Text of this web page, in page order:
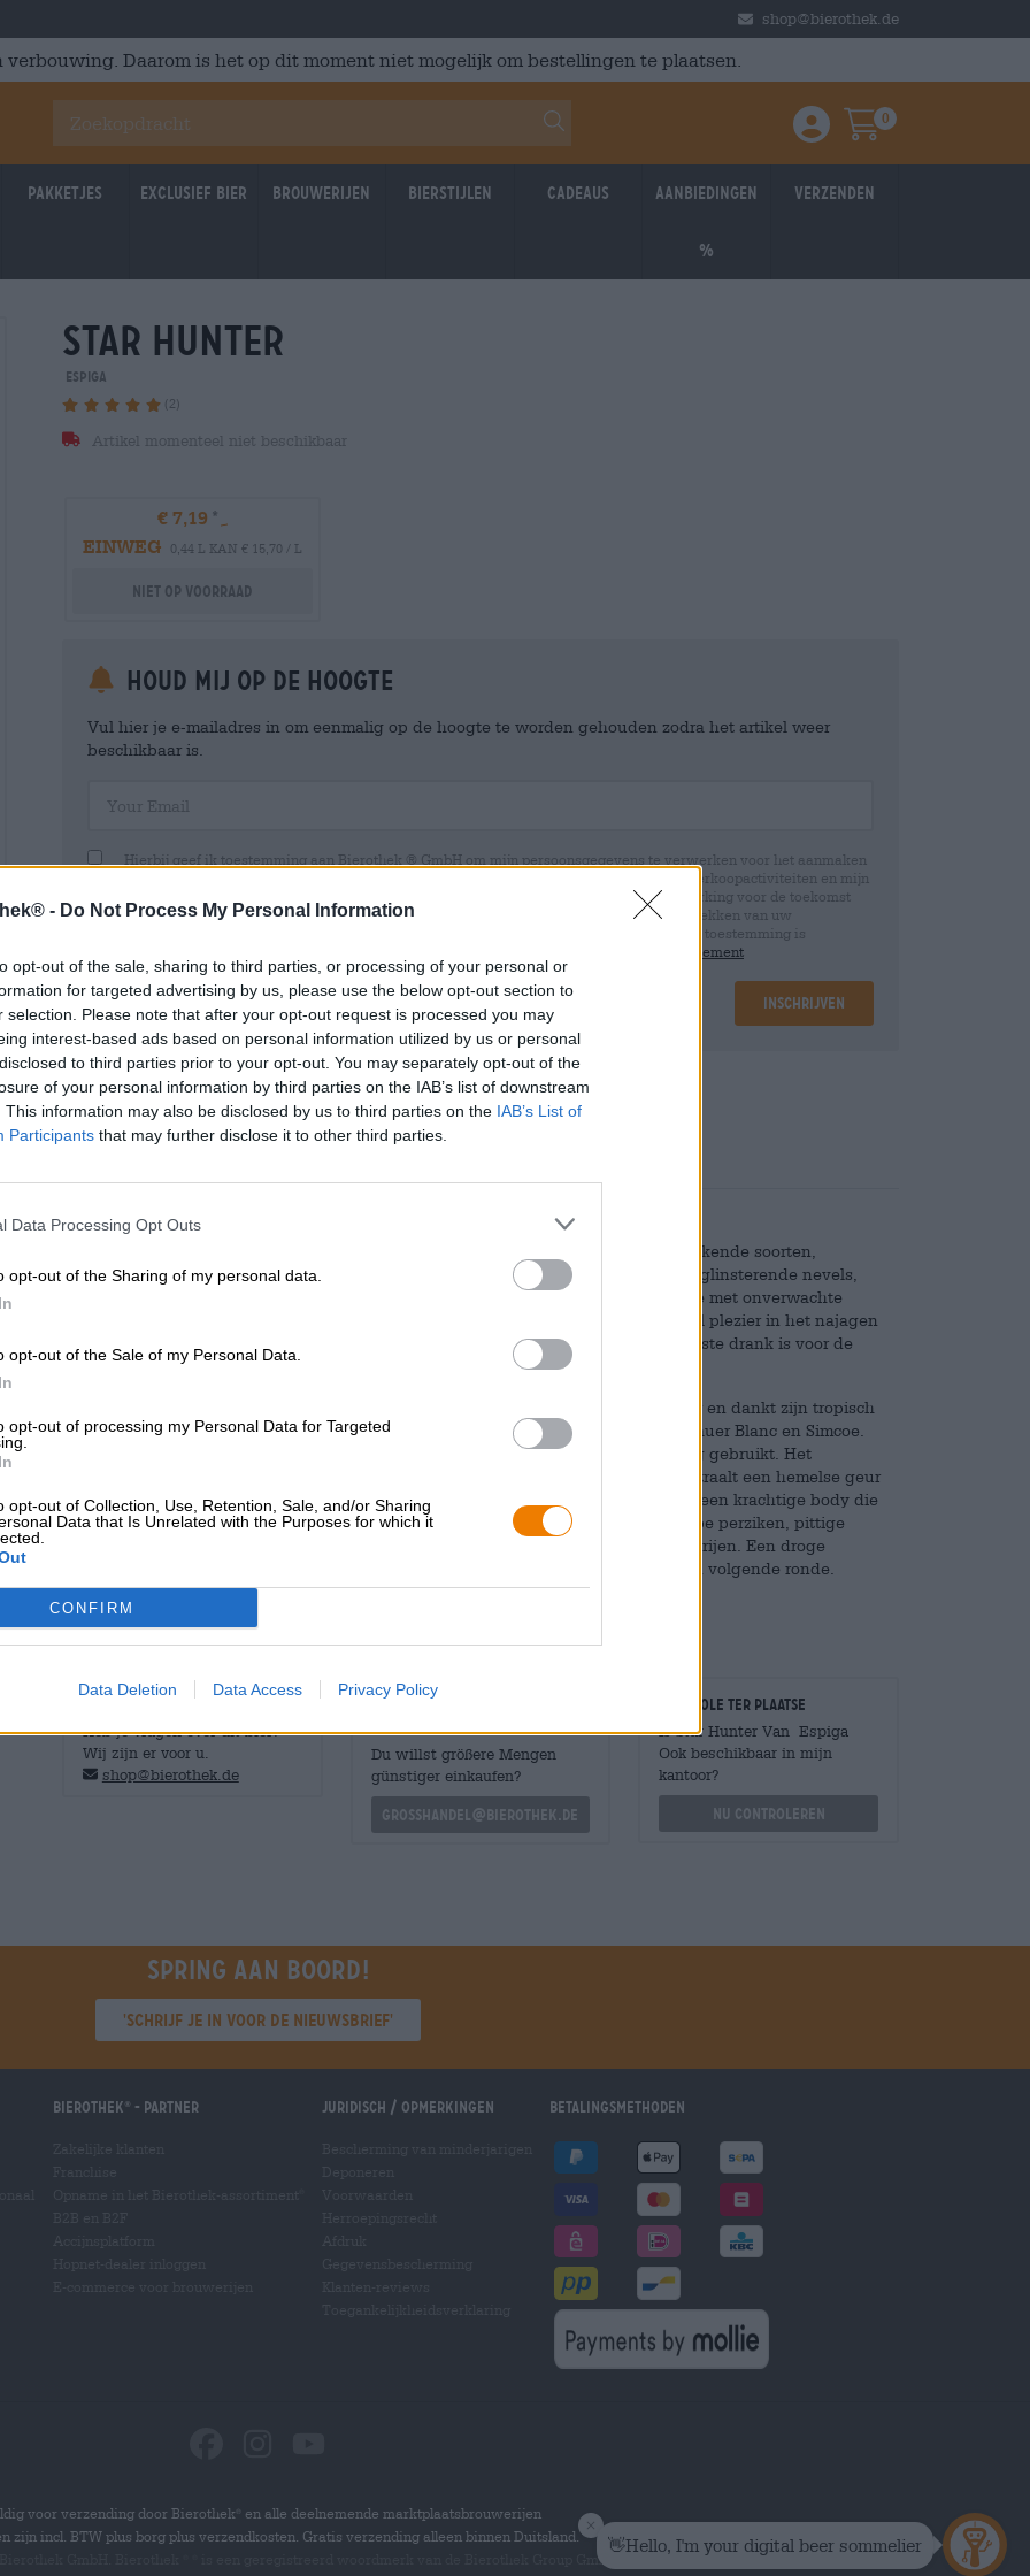
- Do Not Process My Personal Information
opt-out of the sale, sharing to third parties, or processing of your personal or
for targeted advertising by us, please use the below opt-out section to
selection. Please note that after your opt-out request is processed you may
interest-based ads based on personal information utilized by us or personal
to third parties prior to your opt-out. You may separately opt-out of the
of your personal information by third parties on the IAB’s list of downstream
This information may also be disclosed by us to third parties on the IAB’s List of
Participants that may further disclose it to other third parties.
Data Processing Opt Outs
opt-out of the Sharing of my personal data.
opt-out of the Sale of my Personal Data.
opt-out of processing my Personal Data for Targeted
opt-out of Collection, Use, Retention, Sale, and/or Sharing
Data that Is Unrelated with the Purposes for which it
CONFIRM
Data Deletion Data Access Privacy Policy
shop@bierothek.de
Daarom is het op dit moment niet mogelijk om bestellingen te plaatsen.
Einloggen / Anmelden
Warenkorb
0
Pakketjes Exclusief Bier Brouwerijen Bierstijlen Cadeaus Aanbiedingen
%
Verzenden
star hunter
Espiga
(2)
Artikel momenteel niet beschikbaar
€ 7,19
EINWEG
0,44 L KAN € 15,70 / L
Niet op voorraad
Houd mij op de hoogte
Vul hier je e-mailadres in om eenmalig op de hoogte te worden gehouden zodra het artikel weer
beschikbaar is.
Hierbij geef ik toestemming aan Bierothek ® GmbH om mijn persoonsgegevens te verwerken voor het aanmaken
en beheren van een klantaccount. Dit klantaccount geeft een overzicht en controle over mijn verkoopactiviteiten en mijn
persoonlijke gegevens. Ik ben me ervan bewust dat ik deze toestemming te allen tijde met werking voor de toekomst
kan intrekken door een e-mail te sturen naar shop@bierothek.de. Wij informeren u dat het intrekken van uw
toestemming geen invloed heeft op de rechtmatigheid van de verwerking die op basis van uw toestemming is
data protection statement
Inschrijven
* Prijzen zijn inclusief wettelijke BTW. Plus Scheepvaart plusDeponeren
* Prijzen zijn inclusief accijns
Stel je voor dat je de uitgestrektheid van het universum verkent met al zijn onbekende soorten,
planeten, sterren en kometen. Je racet door de ruimte in een ruimteschip, kruist glinsterende nevels,
gevaarlijke asteroïdenregens regenen op de romp, verre sterrenstelsels lokken je met onverwachte
avonturen en je enige metgezel is nieuwsgierigheid. Brouwerij Espiga heeft veel plezier in het najagen
van zulke dagdromen en heeft bovendien een bier ontwikkeld dat precies de juiste drank is voor de
astronauten, ontdekkingsreizigers, avonturiers en onderzoekers onder jullie.
De dubbel koud gehopte India Pale Ale heeft de toepasselijke naam Star Hunter en dankt zijn tropisch
fruitige smaak en heerlijke kruidigheid aan de hopsoorten Aramis, Citra, Hallertauer Blanc en Simcoe.
Alle hop werd zowel bij het brouwproces als bij het daaropvolgende dryhopping gebruikt. Het
intergalactische genot presenteert zich in een warm honinggeel in het glas en straalt een hemelse geur
uit van witte druiven en zonovergoten citrusvruchten. De initiële smaak onthult een krachtige body die
de eerste reukindruk één op één voortzet: fijne fruittonen van lichte druiven, rijpe perziken, pittige
citrusvruchtenmix in de mond met vers gemaaid gras en een harmonieuze specerijen. Een droge
afdronk bekroont de drinkervaring en zorgt er meteen voor dat je zin hebt in een volgende ronde.
GRATIS BIERCONSULT
Heb je vragen over dit bier?
Wij zijn er voor u.
shop@bierothek.de
handelaren of
Du willst größere Mengen
günstiger einkaufen?
grosshandel@bierothek.de
Controle ter plaatse
Is Star Hunter Van Espiga
Ook beschikbaar in mijn
kantoor?
Nu controleren
Spring aan boord!
'Schrijf je in voor de nieuwsbrief'
Bierothek - Partner Juridisch / Opmerkingen Betalingsmethoden
voor verzending door Bierothek
en alle deelnemende marktplaatsbrouwerijen
zijn incl. BTW plus borg plus verzendkosten. Gratis verzending alleen binnen Duitsland.
is een geregistreerd woordmerk van de Bierothek Group GmbH. Alle rechten voorbehouden.